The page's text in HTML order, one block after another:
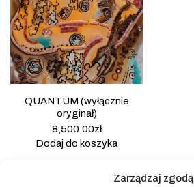
Zarządzaj zgodą
QUANTUM (wyłącznie
oryginał)
8,500.00zł
Dodaj do koszyka